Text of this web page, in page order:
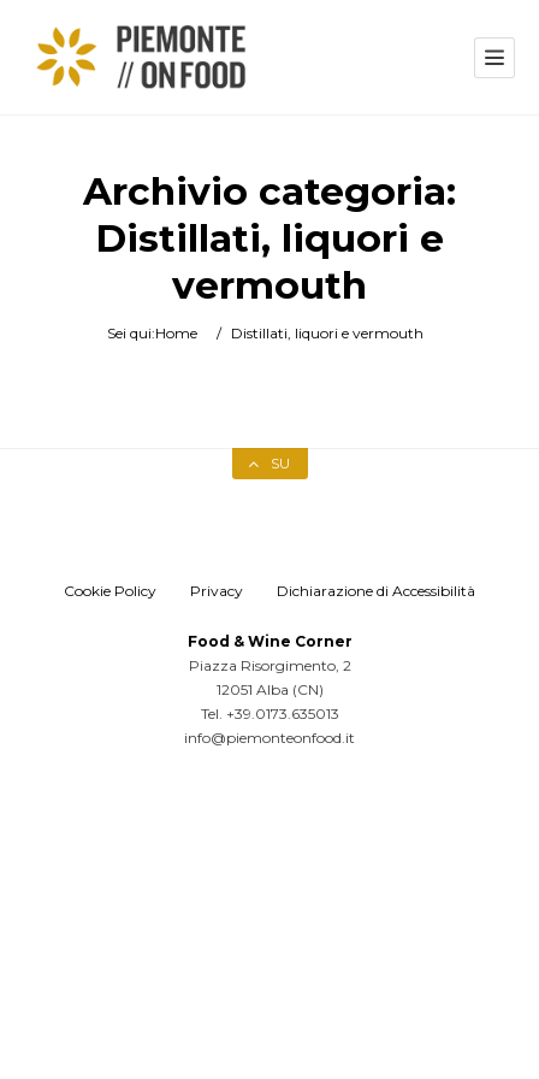
Archivio categoria:
Distillati, liquori e
vermouth
Sei qui:Home / Distillati, liquori e vermouth
SU
Cookie Policy Privacy Dichiarazione di Accessibilità
Food & Wine Corner
Piazza Risorgimento, 2
12051 Alba (CN)
Tel. +39.0173.635013
info@piemonteonfood.it